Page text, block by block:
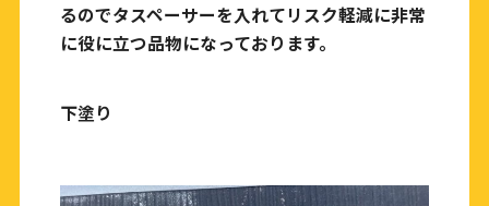
るのでタスペーサーを入れてリスク軽減に非常
に役に立つ品物になっております。
下塗り